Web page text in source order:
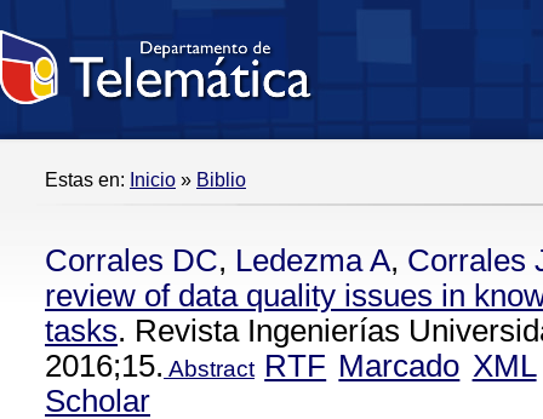
Estas en: Inicio » Biblio
Corrales DC, Ledezma A, Corrales
review of data quality issues in
tasks. Revista Ingenierías
2016;15. Abstract RTF Marcado XML
Scholar